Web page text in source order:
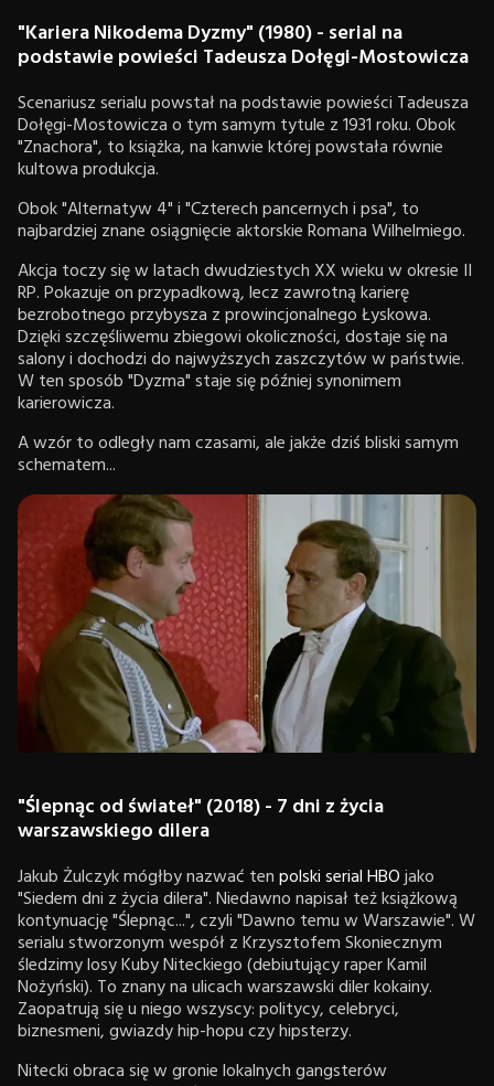
"Kariera Nikodema Dyzmy" (1980) - serial na
podstawie powieści Tadeusza Dołęgi-Mostowicza
Scenariusz serialu powstał na podstawie powieści Tadeusza
Dołęgi-Mostowicza o tym samym tytule z 1931 roku. Obok
"Znachora", to książka, na kanwie której powstała równie
kultowa produkcja.
Obok "Alternatyw 4" i "Czterech pancernych i psa", to
najbardziej znane osiągnięcie aktorskie Romana Wilhelmiego.
Akcja toczy się w latach dwudziestych XX wieku w okresie II
RP. Pokazuje on przypadkową, lecz zawrotną karierę
bezrobotnego przybysza z prowincjonalnego Łyskowa.
Dzięki szczęśliwemu zbiegowi okoliczności, dostaje się na
salony i dochodzi do najwyższych zaszczytów w państwie.
W ten sposób "Dyzma" staje się później synonimem
karierowicza.
A wzór to odległy nam czasami, ale jakże dziś bliski samym
schematem...
"Ślepnąc od świateł" (2018) - 7 dni z życia
warszawskiego dilera
Jakub Żulczyk mógłby nazwać tenpolski serial HBOjako
"Siedem dni z życia dilera". Niedawno napisał też książkową
kontynuację "Ślepnąc...", czyli "Dawno temu w Warszawie". W
serialu stworzonym wespół z Krzysztofem Skoniecznym
śledzimy losy Kuby Niteckiego (debiutujący raper Kamil
Nożyński). To znany na ulicach warszawski diler kokainy.
Zaopatrują się u niego wszyscy: politycy, celebryci,
biznesmeni, gwiazdy hip-hopu czy hipsterzy.
Nitecki obraca się w gronie lokalnych gangsterów